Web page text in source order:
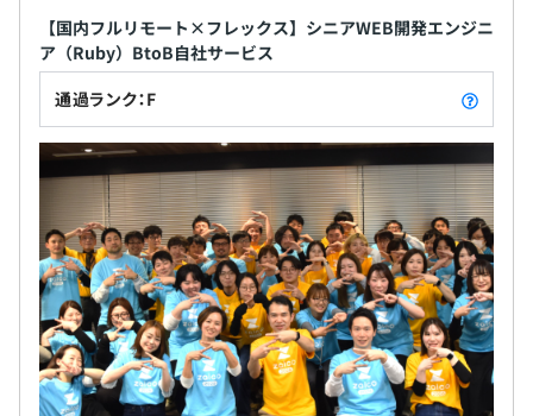
【国内フルリモート×フレックス】シニアWEB開発エンジニ
ア（Ruby）BtoB自社サービス
通過ランク：F